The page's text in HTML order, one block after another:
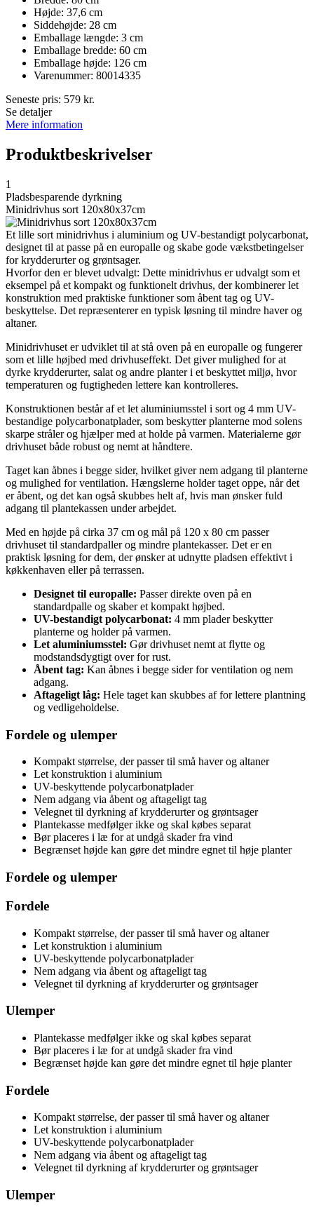
Højde: 37,6 cm
Siddehøjde: 28 cm
Emballage længde: 3 cm
Emballage bredde: 60 cm
Emballage højde: 126 cm
Varenummer: 80014335
Seneste pris: 579 kr.
Se detaljer
Mere information
Produktbeskrivelser
1
Pladsbesparende dyrkning
Minidrivhus sort 120x80x37cm
Et lille sort minidrivhus i aluminium og UV-bestandigt polycarbonat,
designet til at passe på en europalle og skabe gode vækstbetingelser
for krydderurter og grøntsager.
Hvorfor den er blevet udvalgt: Dette minidrivhus er udvalgt som et
eksempel på et kompakt og funktionelt drivhus, der kombinerer let
konstruktion med praktiske funktioner som åbent tag og UV-
beskyttelse. Det repræsenterer en typisk løsning til mindre haver og
altaner.
Minidrivhuset er udviklet til at stå oven på en europalle og fungerer
som et lille højbed med drivhuseffekt. Det giver mulighed for at
dyrke krydderurter, salat og andre planter i et beskyttet miljø, hvor
temperaturen og fugtigheden lettere kan kontrolleres.
Konstruktionen består af et let aluminiumsstel i sort og 4 mm UV-
bestandige polycarbonatplader, som beskytter planterne mod solens
skarpe stråler og hjælper med at holde på varmen. Materialerne gør
drivhuset både robust og nemt at håndtere.
Taget kan åbnes i begge sider, hvilket giver nem adgang til planterne
og mulighed for ventilation. Hængslerne holder taget oppe, når det
er åbent, og det kan også skubbes helt af, hvis man ønsker fuld
adgang til plantekassen under arbejdet.
Med en højde på cirka 37 cm og mål på 120 x 80 cm passer
drivhuset til standardpaller og mindre plantekasser. Det er en
praktisk løsning for dem, der ønsker at udnytte pladsen effektivt i
køkkenhaven eller på terrassen.
Designet til europalle: Passer direkte oven på en
standardpalle og skaber et kompakt højbed.
UV-bestandigt polycarbonat: 4 mm plader beskytter
planterne og holder på varmen.
Let aluminiumsstel: Gør drivhuset nemt at flytte og
modstandsdygtigt over for rust.
Åbent tag: Kan åbnes i begge sider for ventilation og nem
adgang.
Aftageligt låg: Hele taget kan skubbes af for lettere plantning
og vedligeholdelse.
Fordele og ulemper
Kompakt størrelse, der passer til små haver og altaner
Let konstruktion i aluminium
UV-beskyttende polycarbonatplader
Nem adgang via åbent og aftageligt tag
Velegnet til dyrkning af krydderurter og grøntsager
Plantekasse medfølger ikke og skal købes separat
Bør placeres i læ for at undgå skader fra vind
Begrænset højde kan gøre det mindre egnet til høje planter
Fordele og ulemper
Fordele
Kompakt størrelse, der passer til små haver og altaner
Let konstruktion i aluminium
UV-beskyttende polycarbonatplader
Nem adgang via åbent og aftageligt tag
Velegnet til dyrkning af krydderurter og grøntsager
Ulemper
Plantekasse medfølger ikke og skal købes separat
Bør placeres i læ for at undgå skader fra vind
Begrænset højde kan gøre det mindre egnet til høje planter
Fordele
Kompakt størrelse, der passer til små haver og altaner
Let konstruktion i aluminium
UV-beskyttende polycarbonatplader
Nem adgang via åbent og aftageligt tag
Velegnet til dyrkning af krydderurter og grøntsager
Ulemper